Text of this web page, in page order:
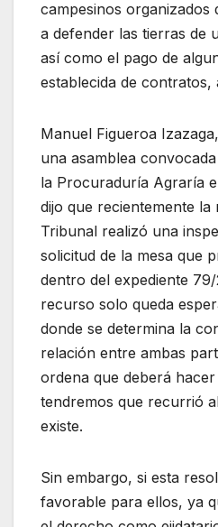
campesinos organizados
a defender las tierras de
así como el pago de
establecida de contratos,
Manuel Figueroa
una asamblea
la Procuraduría Agraría
dijo que recientemente la
Tribunal realizó una
solicitud de la mesa que
dentro del expediente
recurso solo queda
donde se determina la
relación entre ambas
ordena que deberá
tendremos que recurrió
existe.
Sin embargo, si esta
favorable para ellos, ya